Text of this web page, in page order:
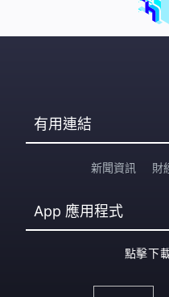
有用連結
新聞資訊 財
App 應用程式
點擊下